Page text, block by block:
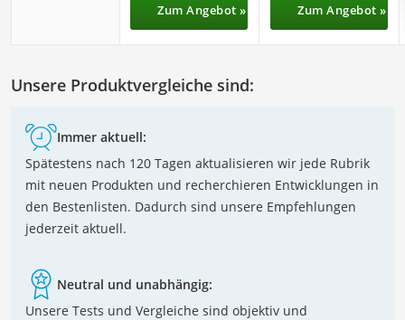
Zum Angebot » Zum Angebot »
Unsere Produktvergleiche sind:
Immer aktuell:
Spätestens nach 120 Tagen aktualisieren wir jede Rubrik
mit neuen Produkten und recherchieren Entwicklungen in
den Bestenlisten. Dadurch sind unsere Empfehlungen
jederzeit aktuell.
Neutral und unabhängig:
Unsere Tests und Vergleiche sind objektiv und